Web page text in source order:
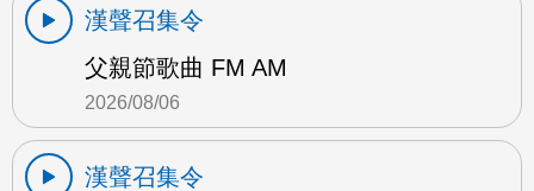
漢聲召集令
父親節歌曲 FM AM
2026/08/06
漢聲召集令